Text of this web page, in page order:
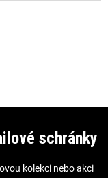
schránky
kolekci nebo akci